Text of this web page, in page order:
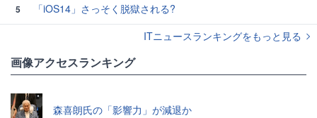
5
「iOS14」さっそく脱獄される?
ITニュースランキングをもっと見る
画像アクセスランキング
森喜朗氏の「影響力」が減退か